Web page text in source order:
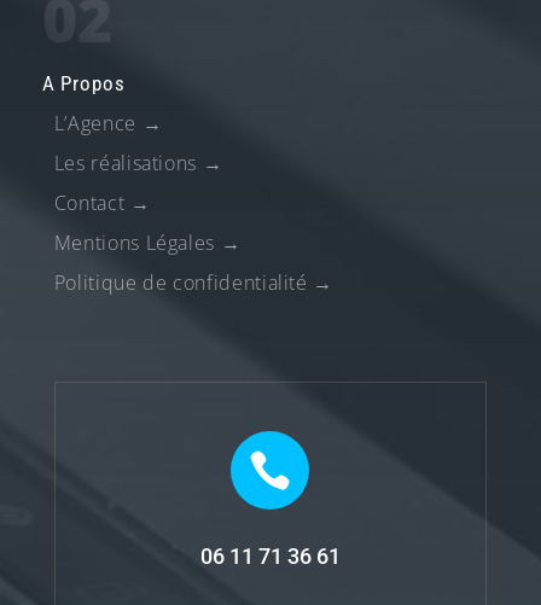
02
A Propos
L’Agence →
Les réalisations →
Contact →
Mentions Légales →
Politique de confidentialité →

06 11 71 36 61